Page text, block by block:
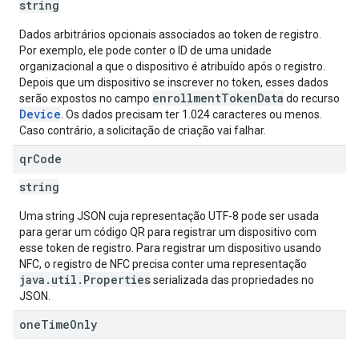
string
Dados arbitrários opcionais associados ao token de registro.
Por exemplo, ele pode conter o ID de uma unidade
organizacional a que o dispositivo é atribuído após o registro.
Depois que um dispositivo se inscrever no token, esses dados
serão expostos no campo enrollmentTokenData do recurso
Device . Os dados precisam ter 1.024 caracteres ou menos.
Caso contrário, a solicitação de criação vai falhar.
qrCode
string
Uma string JSON cuja representação UTF-8 pode ser usada
para gerar um código QR para registrar um dispositivo com
esse token de registro. Para registrar um dispositivo usando
NFC, o registro de NFC precisa conter uma representação
java.util.Propertiesserializada das propriedades no
JSON.
oneTimeOnly